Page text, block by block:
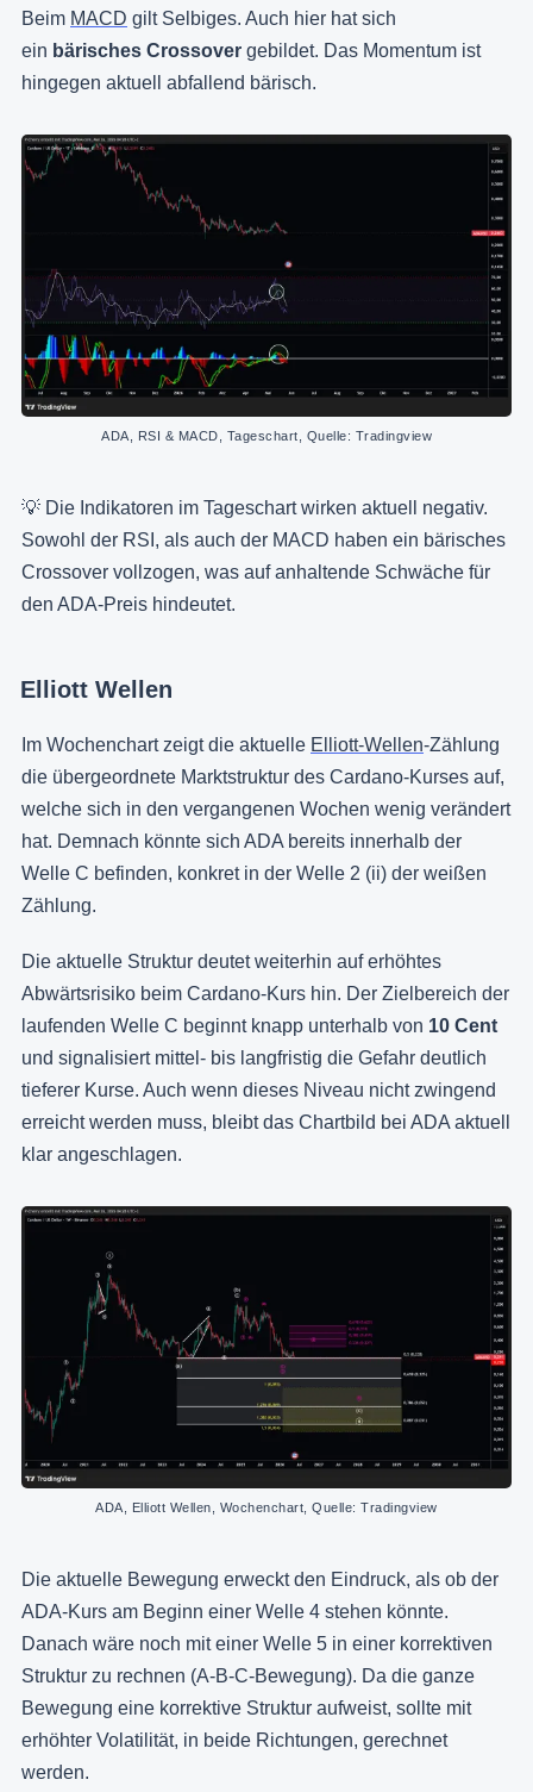
Beim MACD gilt Selbiges. Auch hier hat sich
ein bärisches Crossover gebildet. Das Momentum ist
hingegen aktuell abfallend bärisch.
ADA, RSI & MACD, Tageschart, Quelle: Tradingview
💡 Die Indikatoren im Tageschart wirken aktuell negativ.
Sowohl der RSI, als auch der MACD haben ein bärisches
Crossover vollzogen, was auf anhaltende Schwäche für
den ADA-Preis hindeutet.
Elliott Wellen
Im Wochenchart zeigt die aktuelle Elliott-Wellen-Zählung
die übergeordnete Marktstruktur des Cardano-Kurses auf,
welche sich in den vergangenen Wochen wenig verändert
hat. Demnach könnte sich ADA bereits innerhalb der
Welle C befinden, konkret in der Welle 2 (ii) der weißen
Zählung.
Die aktuelle Struktur deutet weiterhin auf erhöhtes
Abwärtsrisiko beim Cardano-Kurs hin. Der Zielbereich der
laufenden Welle C beginnt knapp unterhalb von 10 Cent
und signalisiert mittel- bis langfristig die Gefahr deutlich
tieferer Kurse. Auch wenn dieses Niveau nicht zwingend
erreicht werden muss, bleibt das Chartbild bei ADA aktuell
klar angeschlagen.
ADA, Elliott Wellen, Wochenchart, Quelle: Tradingview
Die aktuelle Bewegung erweckt den Eindruck, als ob der
ADA-Kurs am Beginn einer Welle 4 stehen könnte.
Danach wäre noch mit einer Welle 5 in einer korrektiven
Struktur zu rechnen (A-B-C-Bewegung). Da die ganze
Bewegung eine korrektive Struktur aufweist, sollte mit
erhöhter Volatilität, in beide Richtungen, gerechnet
werden.